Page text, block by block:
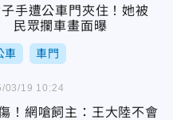
手遭公車門夾住！她被
民眾攔車畫面曝
車 車門
！網嗆飼主：王大陸不會
03/19 10:24